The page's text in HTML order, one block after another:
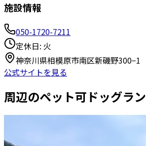
施設情報
050-1720-7211
定休日: 火
神奈川県相模原市南区新磯野300−1
公式サイトを見る
周辺のペット可ドッグラン